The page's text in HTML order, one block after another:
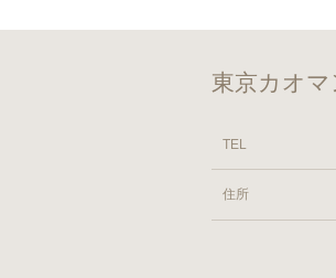
東京カオ
TEL
住所